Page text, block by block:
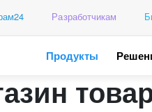
Разработчикам
Продукты